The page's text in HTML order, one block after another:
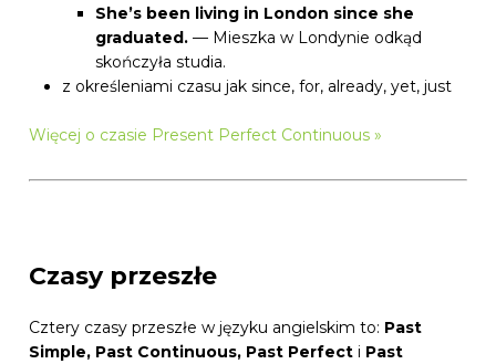
She’s been living in London since she
graduated. — Mieszka w Londynie odkąd
skończyła studia.
z określeniami czasu jak since, for, already, yet, just
Więcej o czasie Present Perfect Continuous »
Czasy przeszłe
Cztery czasy przeszłe w języku angielskim to: Past
Simple, Past Continuous, Past Perfect i Past